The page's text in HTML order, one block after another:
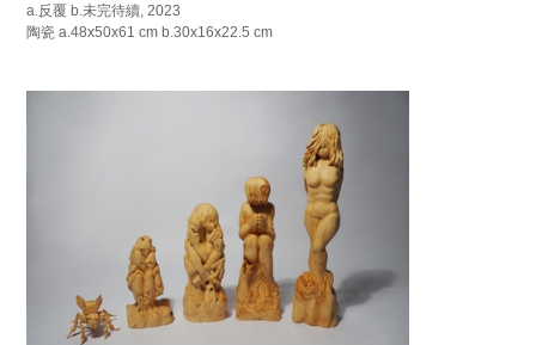
a.反覆 b.未完待續, 2023
陶瓷 a.48x50x61 cm b.30x16x22.5 cm